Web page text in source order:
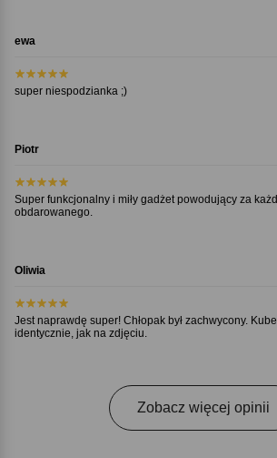
ewa
super niespodzianka ;)
Piotr
Super funkcjonalny i miły gadżet powodujący za
obdarowanego.
Oliwia
Jest naprawdę super! Chłopak był zachwycony.
identycznie, jak na zdjęciu.
Zobacz więcej opinii